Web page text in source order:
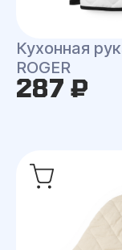
Кухонная
ROGER
287 ₽